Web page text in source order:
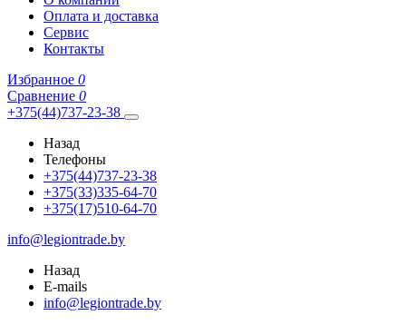
Оплата и доставка
Сервис
Контакты
Избранное 0
Сравнение 0
+375(44)737-23-38
Назад
Телефоны
+375(44)737-23-38
+375(33)335-64-70
+375(17)510-64-70
info@legiontrade.by
Назад
E-mails
info@legiontrade.by